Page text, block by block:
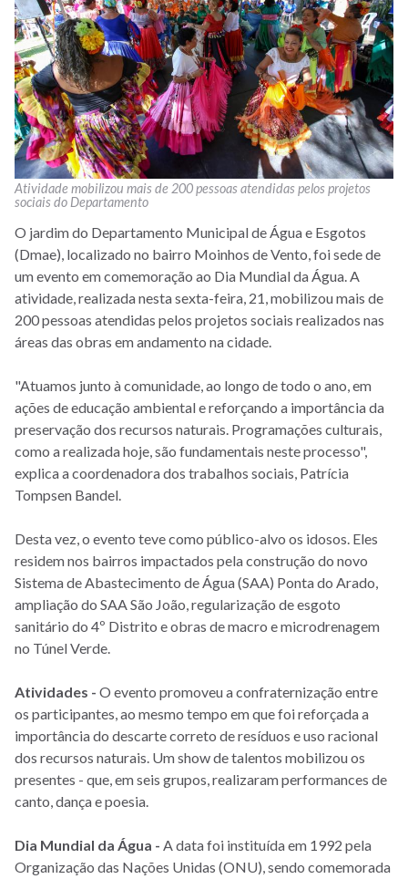
Atividade mobilizou mais de 200 pessoas atendidas pelos projetos
sociais do Departamento
O jardim do Departamento Municipal de Água e Esgotos
(Dmae), localizado no bairro Moinhos de Vento, foi sede de
um evento em comemoração ao Dia Mundial da Água. A
atividade, realizada nesta sexta-feira, 21, mobilizou mais de
200 pessoas atendidas pelos projetos sociais realizados nas
áreas das obras em andamento na cidade.
"Atuamos junto à comunidade, ao longo de todo o ano, em
ações de educação ambiental e reforçando a importância da
preservação dos recursos naturais. Programações culturais,
como a realizada hoje, são fundamentais neste processo",
explica a coordenadora dos trabalhos sociais, Patrícia
Tompsen Bandel.
Desta vez, o evento teve como público-alvo os idosos. Eles
residem nos bairros impactados pela construção do novo
Sistema de Abastecimento de Água (SAA) Ponta do Arado,
ampliação do SAA São João, regularização de esgoto
sanitário do 4º Distrito e obras de macro e microdrenagem
no Túnel Verde.
Atividades - O evento promoveu a confraternização entre
os participantes, ao mesmo tempo em que foi reforçada a
importância do descarte correto de resíduos e uso racional
dos recursos naturais. Um show de talentos mobilizou os
presentes - que, em seis grupos, realizaram performances de
canto, dança e poesia.
Dia Mundial da Água - A data foi instituída em 1992 pela
Organização das Nações Unidas (ONU), sendo comemorada